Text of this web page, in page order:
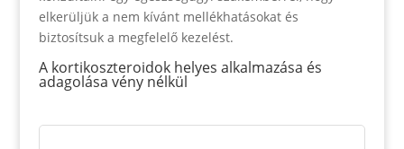
elkerüljük a nem kívánt mellékhatásokat és
biztosítsuk a megfelelő kezelést.
A kortikoszteroidok helyes alkalmazása és
adagolása vény nélkül